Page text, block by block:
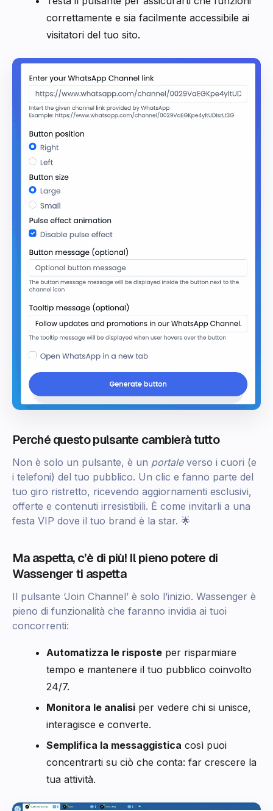
correttamente e sia facilmente accessibile ai
visitatori del tuo sito.
Perché questo pulsante cambierà tutto
Non è solo un pulsante, è un portaleverso i cuori (e
i telefoni) del tuo pubblico. Un clic e fanno parte del
tuo giro ristretto, ricevendo aggiornamenti esclusivi,
offerte e contenuti irresistibili. È come invitarli a una
festa VIP dove il tuo brand è la star. 🌟
Ma aspetta, c’è di più! Il pieno potere di
Wassenger ti aspetta
Il pulsante ‘Join Channel’ è solo l’inizio. Wassenger è
pieno di funzionalità che faranno invidia ai tuoi
concorrenti:
Automatizza le risposte per risparmiare
tempo e mantenere il tuo pubblico coinvolto
24/7.
Monitora le analisi per vedere chi si unisce,
interagisce e converte.
Semplifica la messaggistica così puoi
concentrarti su ciò che conta: far crescere la
tua attività.